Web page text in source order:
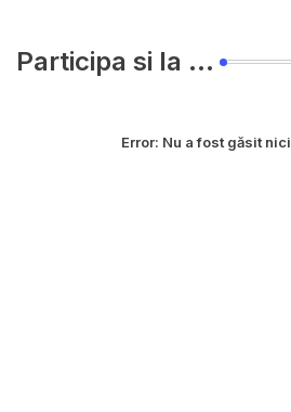
Participa si la ...
Error: Nu a fost găsit